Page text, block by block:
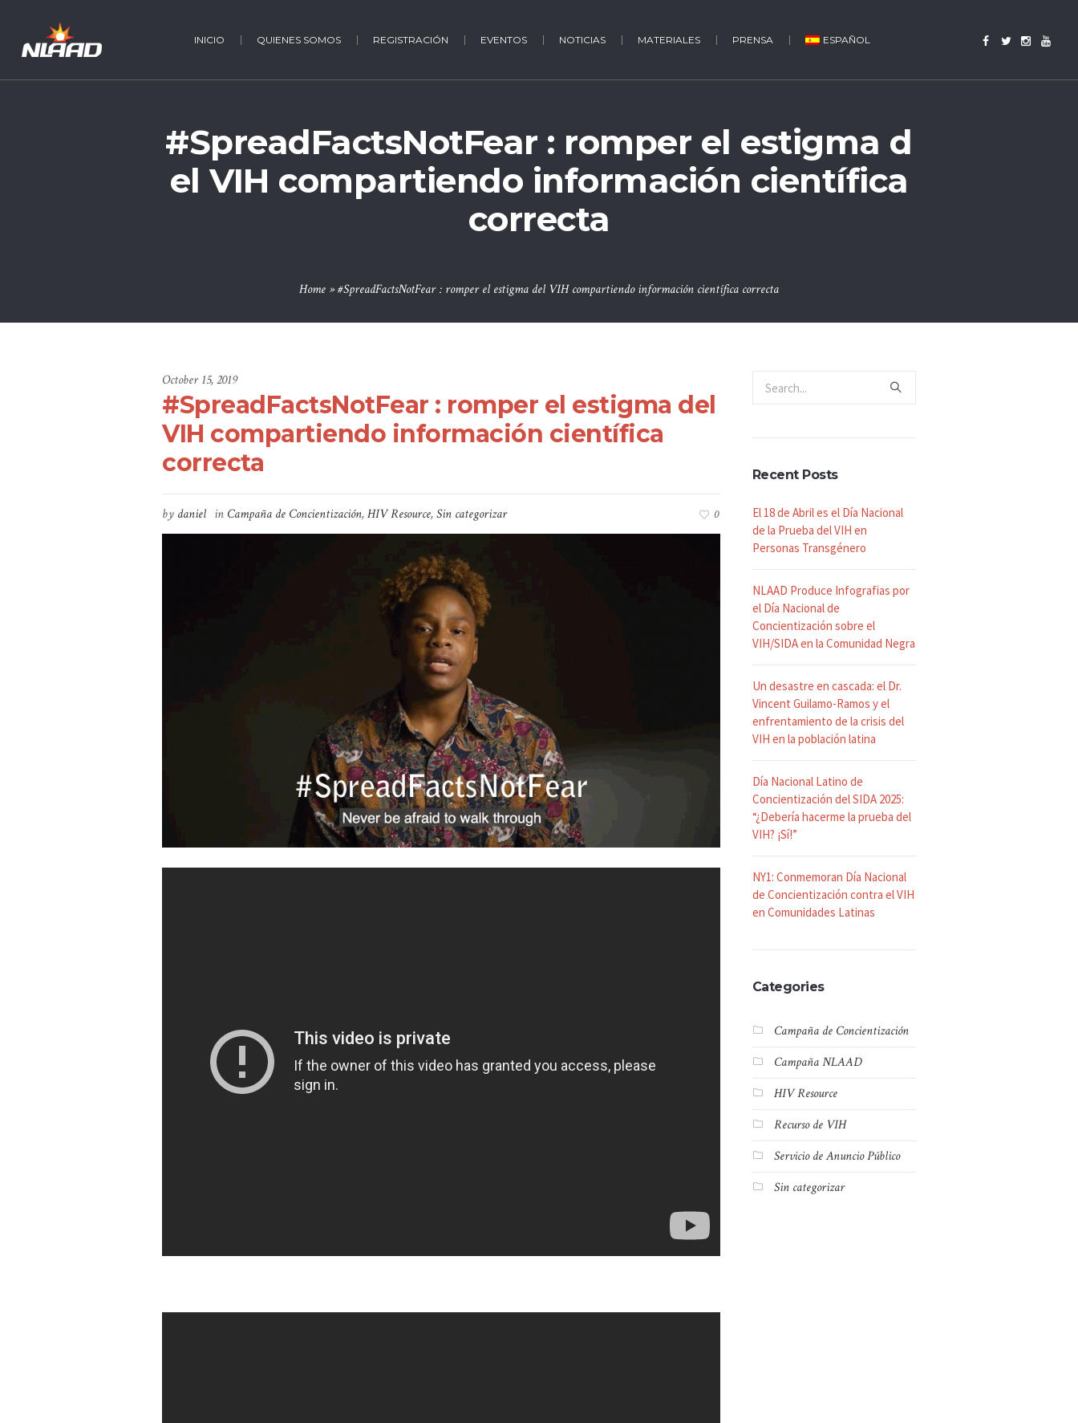
INICIO QUIENES SOMOS REGISTRACIÓN EVENTOS NOTICIAS MATERIALES PRENSA ESPAÑOL
#SpreadFactsNotFear : romper el estigma d
el VIH compartiendo información científica
correcta
Home »#SpreadFactsNotFear : romper el estigma del VIH compartiendo información científica correcta
October 15, 2019
#SpreadFactsNotFear : romper el estigma del
VIH compartiendo información científica
correcta
by daniel in Campaña de Concientización,HIV Resource,Sin categorizar 0
Recent Posts
El 18 de Abril es el Día Nacional
de la Prueba del VIH en
Personas Transgénero
NLAAD Produce Infografias por
el Día Nacional de
Concientización sobre el
VIH/SIDA en la Comunidad Negra
Un desastre en cascada: el Dr.
Vincent Guilamo-Ramos y el
enfrentamiento de la crisis del
VIH en la población latina
Día Nacional Latino de
Concientización del SIDA 2025:
“¿Debería hacerme la prueba del
VIH? ¡Sí!”
NY1: Conmemoran Día Nacional
de Concientización contra el VIH
en Comunidades Latinas
Categories
Campaña de Concientización
Campaña NLAAD
HIV Resource
Recurso de VIH
Servicio de Anuncio Público
Sin categorizar